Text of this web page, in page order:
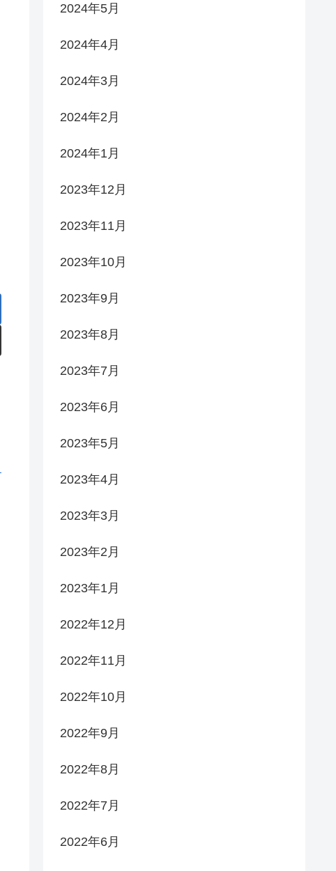
2024年5月
2024年4月
2024年3月
2024年2月
2024年1月
2023年12月
2023年11月
2023年10月
2023年9月
2023年8月
2023年7月
2023年6月
2023年5月
2023年4月
2023年3月
2023年2月
2023年1月
2022年12月
2022年11月
2022年10月
2022年9月
2022年8月
2022年7月
2022年6月